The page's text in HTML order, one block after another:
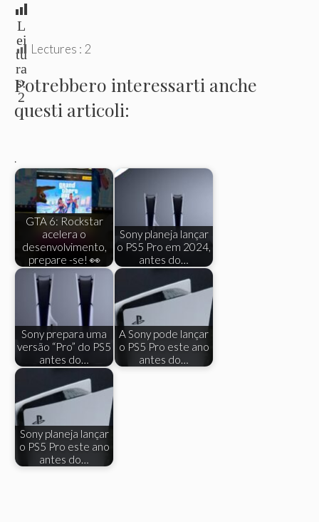
L
ei
tu
ra
s:
2
Lectures : 2
Potrebbero interessarti anche
questi articoli:
.
GTA 6: Rockstar
acelera o
desenvolvimento,
prepare -se! 👀
Sony planeja lançar
o PS5 Pro em 2024,
antes do…
Sony prepara uma
versão “Pro” do PS5
antes do…
A Sony pode lançar
o PS5 Pro este ano
antes do…
Sony planeja lançar
o PS5 Pro este ano
antes do…